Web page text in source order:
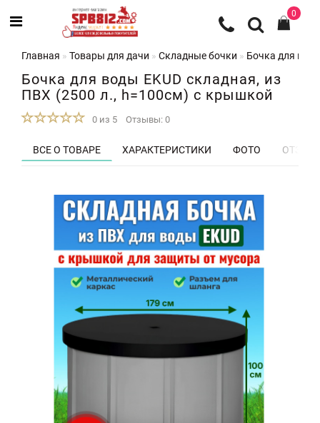
0
Главная Товары для дачи Складные бочки Бочка для
Бочка для воды EKUD складная, из
ПВХ (2500 л., h=100см) с крышкой
0 из 5 Отзывы: 0
ВСЕ О ТОВАРЕ ХАРАКТЕРИСТИКИ ФОТО